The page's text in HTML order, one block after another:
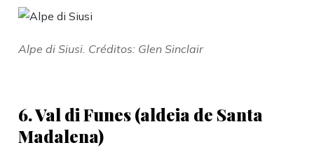
Alpe di Siusi. Créditos: Glen Sinclair
6. Val di Funes (aldeia de Santa
Madalena)